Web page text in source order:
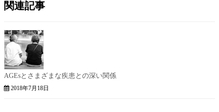
関連記事
AGEsとさまざまな疾患との深い関係
2018年7月18日